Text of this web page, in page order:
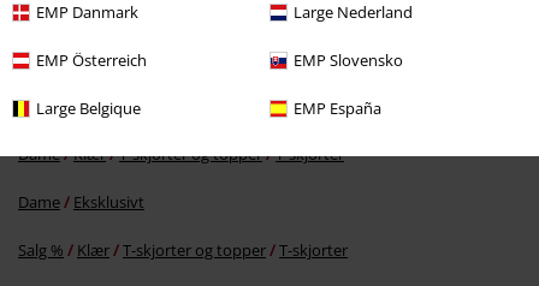
EMP Danmark Large Nederland
EMP Österreich EMP Slovensko
Large Belgique EMP España
Frakr 479,00
Flere kategorier. Flere valgmuligheter.
Dame Klær T-skjorter og topper T-skjorter
Dame Eksklusivt
Salg % Klær T-skjorter og topper T-skjorter